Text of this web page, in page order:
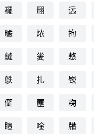
襬
䍾 远
曮
㶶 拘
縫
夎 慗
䳀
扎 嵚
㒊
薼 粷
睻
唫 㸢